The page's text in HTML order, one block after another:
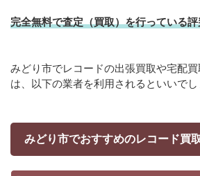
完全無料で査定（買取）を行っている
みどり市でレコードの出張買取や宅配
は、以下の業者を利用されるといいでし
みどり市でおすすめのレコード買